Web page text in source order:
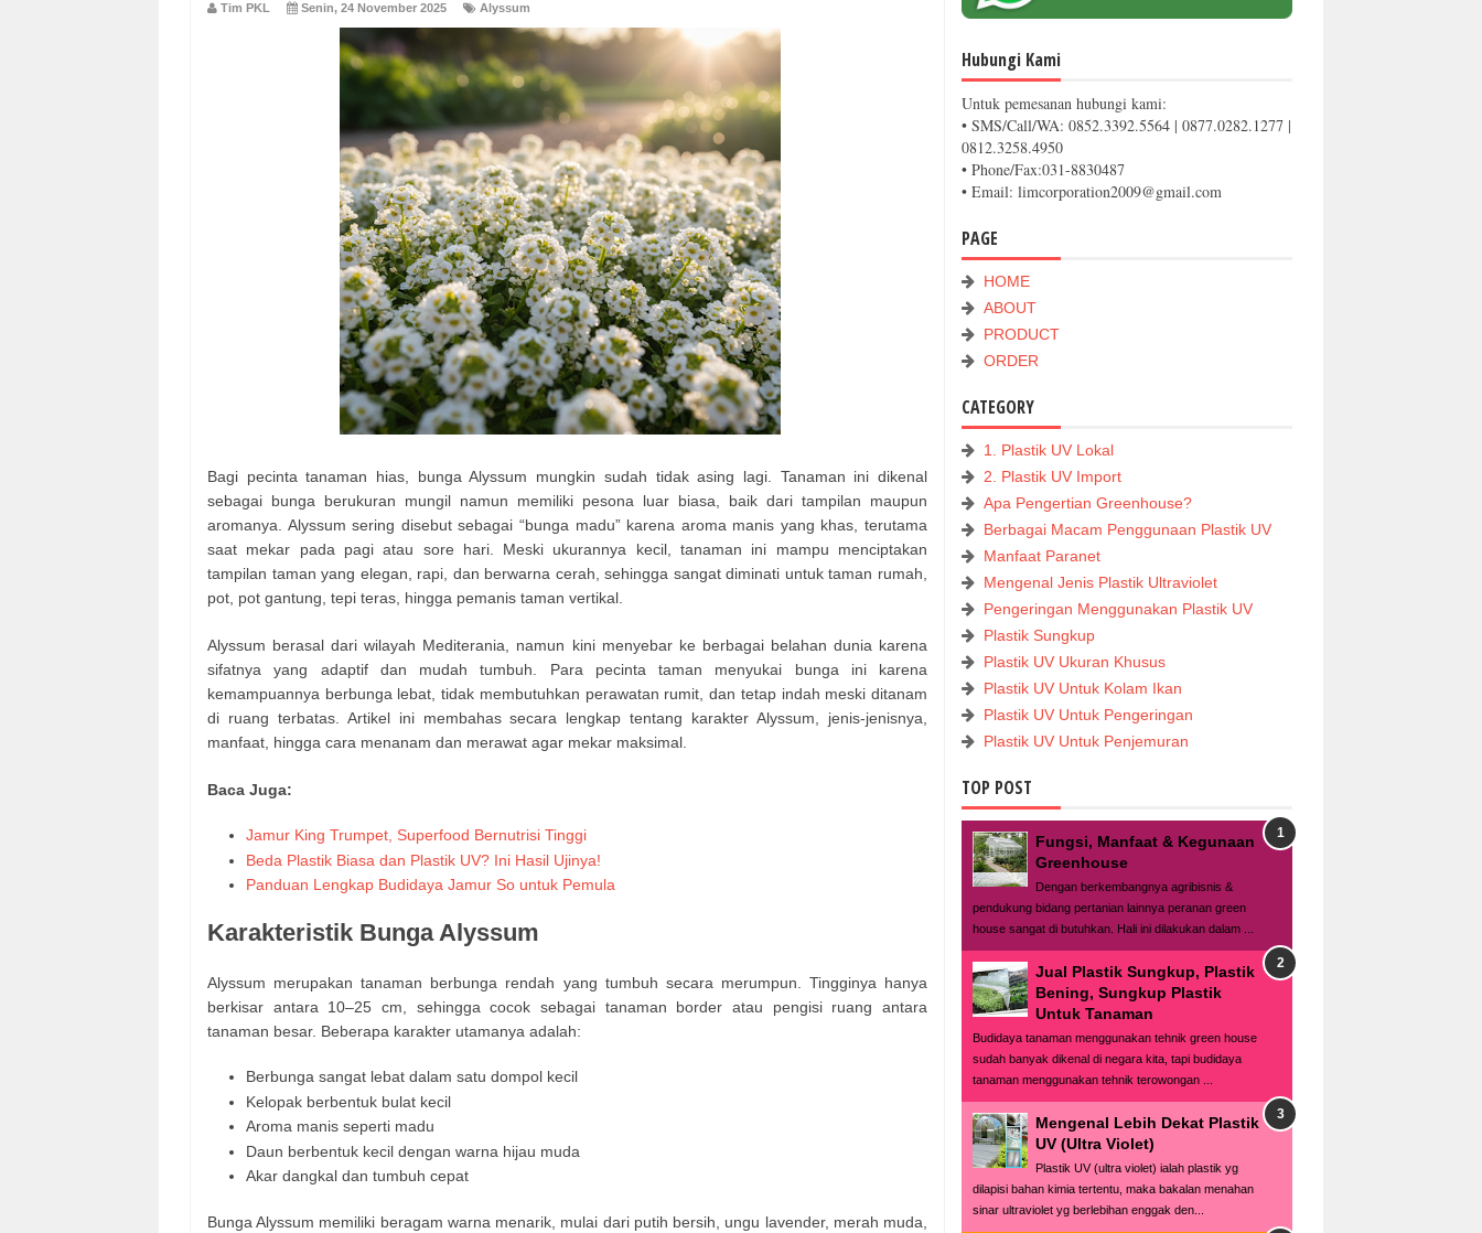
Tim PKL Senin, 24 November 2025 Alyssum
Bagi pecinta tanaman hias, bunga Alyssum mungkin sudah tidak asing lagi. Tanaman ini dikenal
sebagai bunga berukuran mungil namun memiliki pesona luar biasa, baik dari tampilan maupun
aromanya. Alyssum sering disebut sebagai “bunga madu” karena aroma manis yang khas, terutama
saat mekar pada pagi atau sore hari. Meski ukurannya kecil, tanaman ini mampu menciptakan
tampilan taman yang elegan, rapi, dan berwarna cerah, sehingga sangat diminati untuk taman rumah,
pot, pot gantung, tepi teras, hingga pemanis taman vertikal.
Alyssum berasal dari wilayah Mediterania, namun kini menyebar ke berbagai belahan dunia karena
sifatnya yang adaptif dan mudah tumbuh. Para pecinta taman menyukai bunga ini karena
kemampuannya berbunga lebat, tidak membutuhkan perawatan rumit, dan tetap indah meski ditanam
di ruang terbatas. Artikel ini membahas secara lengkap tentang karakter Alyssum, jenis-jenisnya,
manfaat, hingga cara menanam dan merawat agar mekar maksimal.
Baca Juga:
Jamur King Trumpet, Superfood Bernutrisi Tinggi
Beda Plastik Biasa dan Plastik UV? Ini Hasil Ujinya!
Panduan Lengkap Budidaya Jamur So untuk Pemula
Karakteristik Bunga Alyssum
Alyssum merupakan tanaman berbunga rendah yang tumbuh secara merumpun. Tingginya hanya
berkisar antara 10–25 cm, sehingga cocok sebagai tanaman border atau pengisi ruang antara
tanaman besar. Beberapa karakter utamanya adalah:
Berbunga sangat lebat dalam satu dompol kecil
Kelopak berbentuk bulat kecil
Aroma manis seperti madu
Daun berbentuk kecil dengan warna hijau muda
Akar dangkal dan tumbuh cepat
Bunga Alyssum memiliki beragam warna menarik, mulai dari putih bersih, ungu lavender, merah muda,
Hubungi Kami
Untuk pemesanan hubungi kami:
• SMS/Call/WA: 0852.3392.5564 | 0877.0282.1277 |
0812.3258.4950
• Phone/Fax:031-8830487
• Email: limcorporation2009@gmail.com
PAGE
HOME
ABOUT
PRODUCT
ORDER
CATEGORY
1. Plastik UV Lokal
2. Plastik UV Import
Apa Pengertian Greenhouse?
Berbagai Macam Penggunaan Plastik UV
Manfaat Paranet
Mengenal Jenis Plastik Ultraviolet
Pengeringan Menggunakan Plastik UV
Plastik Sungkup
Plastik UV Ukuran Khusus
Plastik UV Untuk Kolam Ikan
Plastik UV Untuk Pengeringan
Plastik UV Untuk Penjemuran
TOP POST
Fungsi, Manfaat & Kegunaan
Greenhouse
Dengan berkembangnya agribisnis &
pendukung bidang pertanian lainnya peranan green
house sangat di butuhkan. Hali ini dilakukan dalam ...
Jual Plastik Sungkup, Plastik
Bening, Sungkup Plastik
Untuk Tanaman
Budidaya tanaman menggunakan tehnik green house
sudah banyak dikenal di negara kita, tapi budidaya
tanaman menggunakan tehnik terowongan ...
Mengenal Lebih Dekat Plastik
UV (Ultra Violet)
Plastik UV (ultra violet) ialah plastik yg
dilapisi bahan kimia tertentu, maka bakalan menahan
sinar ultraviolet yg berlebihan enggak den...